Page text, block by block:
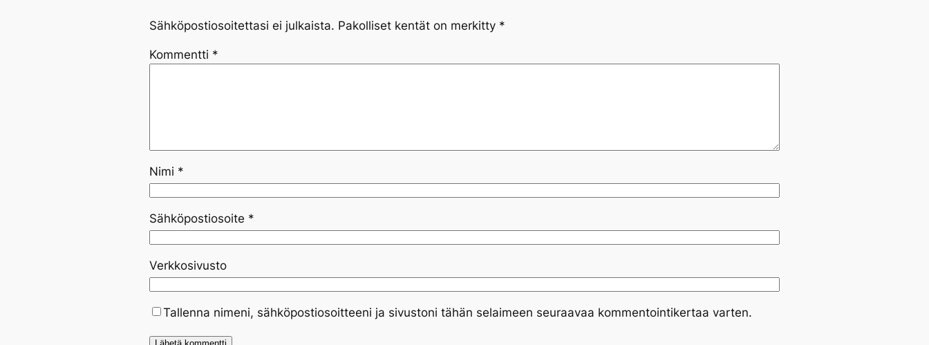
Sähköpostiosoitettasi ei julkaista. Pakolliset kentät on merkitty *
Kommentti *
Nimi *
Sähköpostiosoite *
Verkkosivusto
Tallenna nimeni, sähköpostiosoitteeni ja sivustoni tähän selaimeen seuraavaa kommentointikertaa varten.